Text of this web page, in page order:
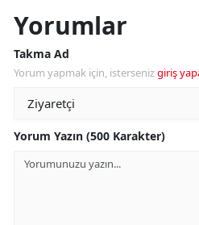
Yorumlar
Takma Ad
Yorum yapmak için, istersenizgiriş
Yorum Yazın (500 Karakter)